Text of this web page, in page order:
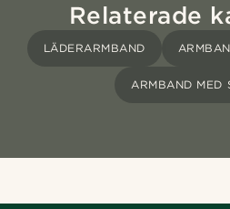
Relaterade
LÄDERARMBAND
ARMBAND MED